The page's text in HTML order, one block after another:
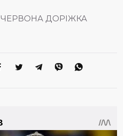
ЧЕРВОНА ДОРІЖКА